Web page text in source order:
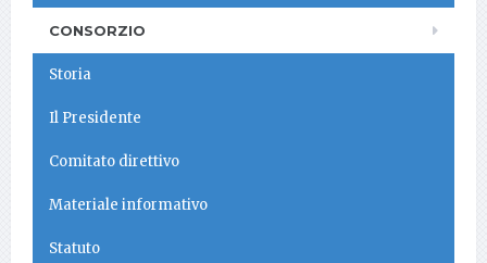
CONSORZIO
Storia
Il Presidente
Comitato direttivo
Materiale informativo
Statuto